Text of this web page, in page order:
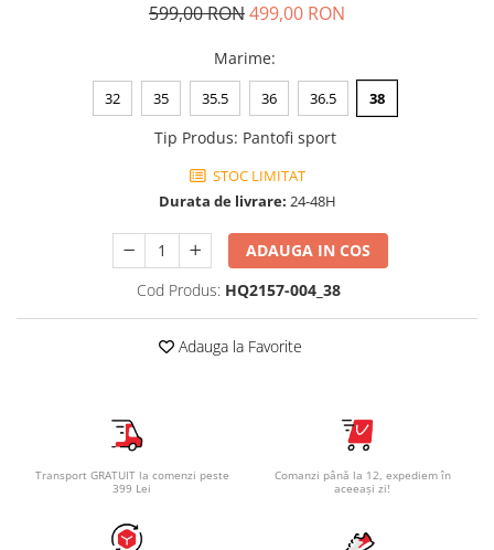
599,00 RON499,00 RON
Marime:
32 35 35.5 36 36.5 38
Tip Produs: Pantofi sport
STOC LIMITAT
Durata de livrare: 24-48H
ADAUGA IN COS
Cod Produs: HQ2157-004_38
Adauga la Favorite
Transport GRATUIT la comenzi peste
399 Lei
Comanzi până la 12, expediem în
aceeași zi!